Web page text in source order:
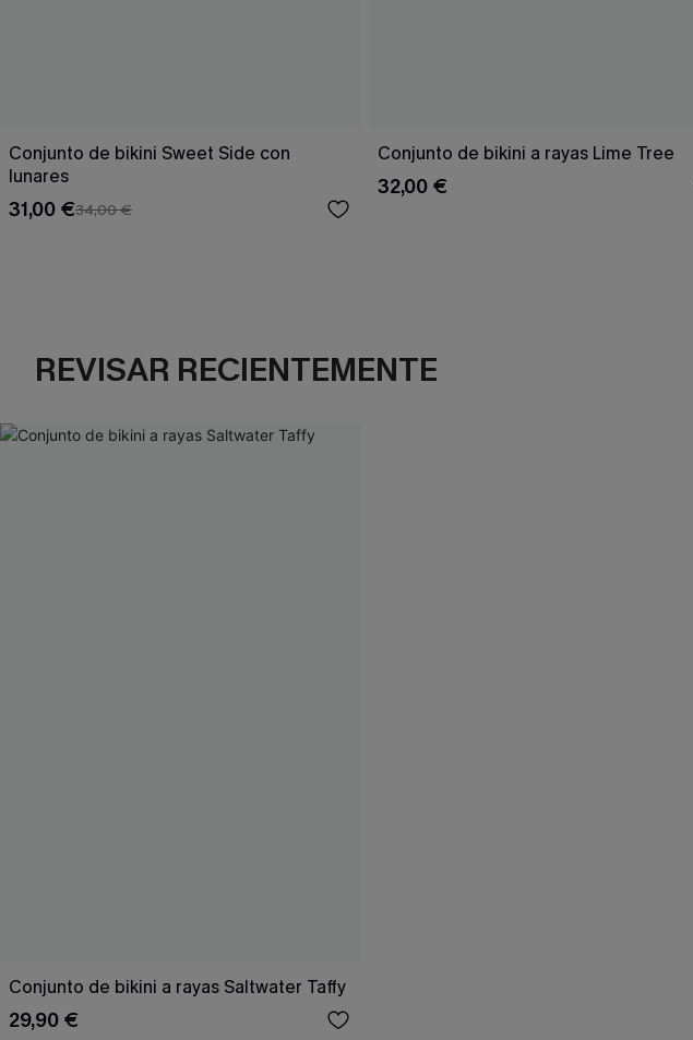
Conjunto de bikini Sweet Side con
lunares
31,00 €34,00 €
Conjunto de bikini a rayas Lime Tree
32,00 €
REVISAR RECIENTEMENTE
Conjunto de bikini a rayas Saltwater Taffy
29,90 €